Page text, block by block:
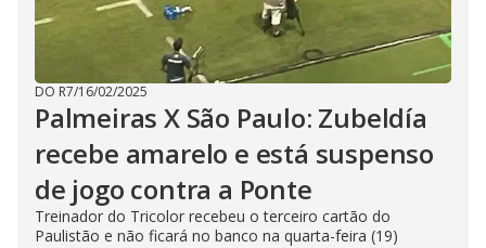
DO R7/16/02/2025
Palmeiras X São Paulo: Zubeldía
recebe amarelo e está suspenso
de jogo contra a Ponte
Treinador do Tricolor recebeu o terceiro cartão do
Paulistão e não ficará no banco na quarta-feira (19)